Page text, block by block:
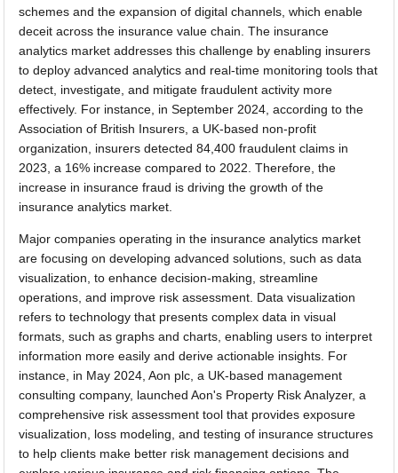
schemes and the expansion of digital channels, which enable
deceit across the insurance value chain. The insurance
analytics market addresses this challenge by enabling insurers
to deploy advanced analytics and real-time monitoring tools that
detect, investigate, and mitigate fraudulent activity more
effectively. For instance, in September 2024, according to the
Association of British Insurers, a UK-based non-profit
organization, insurers detected 84,400 fraudulent claims in
2023, a 16% increase compared to 2022. Therefore, the
increase in insurance fraud is driving the growth of the
insurance analytics market.
Major companies operating in the insurance analytics market
are focusing on developing advanced solutions, such as data
visualization, to enhance decision-making, streamline
operations, and improve risk assessment. Data visualization
refers to technology that presents complex data in visual
formats, such as graphs and charts, enabling users to interpret
information more easily and derive actionable insights. For
instance, in May 2024, Aon plc, a UK-based management
consulting company, launched Aon's Property Risk Analyzer, a
comprehensive risk assessment tool that provides exposure
visualization, loss modeling, and testing of insurance structures
to help clients make better risk management decisions and